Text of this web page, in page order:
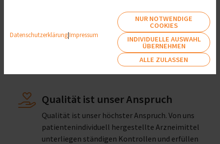
Wege ersparen? Hier einfach reservieren.
Qualität ist unser Anspruch
Qualität ist unser höchster Anspruch. Von uns
patientenindividuell hergestellte Arzneimittel
unterliegen ständigen Kontrollen und erfüllen
Datenschutzerklärung|Impressum
NUR NOTWENDIGE
COOKIES
INDIVIDUELLE AUSWAHL
ÜBERNEHMEN
ALLE ZULASSEN